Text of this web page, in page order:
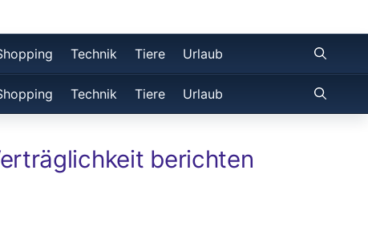
Technik Tiere Urlaub
Technik Tiere Urlaub
berichten